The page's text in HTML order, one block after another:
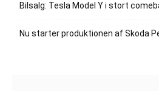
Bilsalg: Tesla Model Y i stort
Nu starter produktionen af Skoda